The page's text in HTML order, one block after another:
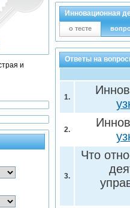
Инновационная
о тесте
Ответы на
1.
2.
3.
Что
и